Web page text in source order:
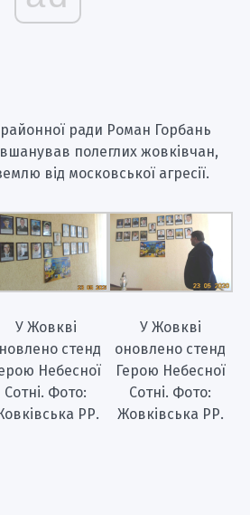
ради Роман Горбань
полеглих жовківчан,
від московської агресії.
У Жовкві
стенд
Небесної
Сотні. Фото:
РР.
У Жовкві
оновлено стенд
Герою Небесної
Сотні. Фото:
Жовківська РР.